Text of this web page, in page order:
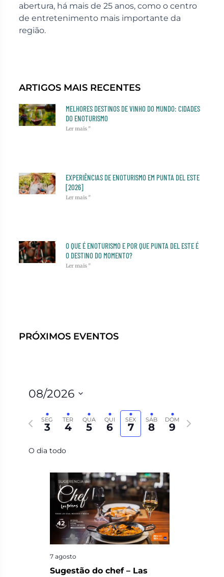
abertura, há mais de 25 anos, como o centro
de entretenimento mais importante da
região.
ARTIGOS MAIS RECENTES
MELHORES DESTINOS DE VINHO DO MUNDO: CIDADES
DO ENOTURISMO
Ler mais "
EXPERIÊNCIAS DE ENOTURISMO EM PUNTA DEL ESTE
[2026]
Ler mais "
O QUE É ENOTURISMO E POR QUE PUNTA DEL ESTE É
O DESTINO DO MOMENTO?
Ler mais "
PRÓXIMOS EVENTOS
08/2026
a
data.
Semana
anterior
SEG
3
TER
4
QUA
5
QUI
6
SEX
7
SÁB
8
DOM
9
semana
O dia todo
7 agosto
Sugestão do chef – Las